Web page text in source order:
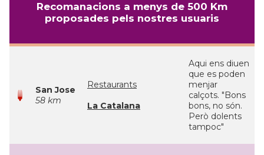
Recomanacions a menys de 500 Km
proposades pels nostres usuaris
San Jose
58 km
Restaurants
La Catalana
Aqui ens diuen
que es poden
menjar
calçots. "Bons
bons, no són.
Però dolents
tampoc"